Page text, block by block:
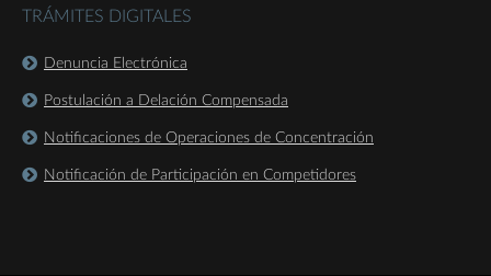
TRÁMITES DIGITALES
Denuncia Electrónica
Postulación a Delación Compensada
Notificaciones de Operaciones de Concentración
Notificación de Participación en Competidores